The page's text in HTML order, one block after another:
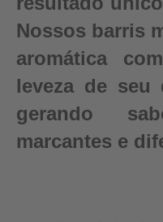
Nossos barris
aromática
leveza de seu
gerando
marcantes e